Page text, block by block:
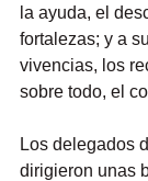
la ayuda, el
fortalezas; y a
vivencias, los
sobre todo, el
Los delegados
dirigieron unas